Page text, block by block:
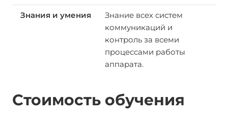
Знание всех систем
коммуникаций и
контроль за всеми
процессами работы
аппарата.
Стоимость обучения